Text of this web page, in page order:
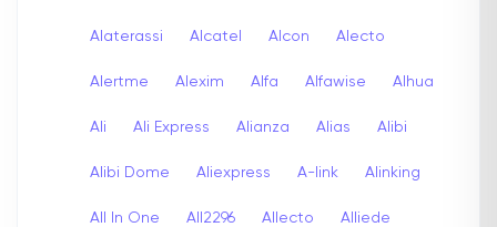
Alaterassi Alcatel Alcon Alecto
Alertme Alexim Alfa Alfawise Alhua
Ali Ali Express Alianza Alias Alibi
Alibi Dome Aliexpress A-link Alinking
All In One All2296 Allecto Alliede